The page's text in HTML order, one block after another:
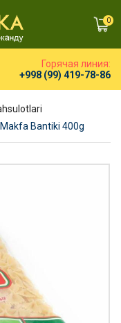
0
Горячая линия:
+998 (99) 419-78-86
Bantiki 400g